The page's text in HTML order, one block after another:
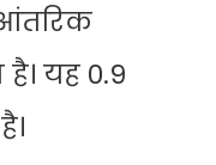
आंतरिक
यह 0.9